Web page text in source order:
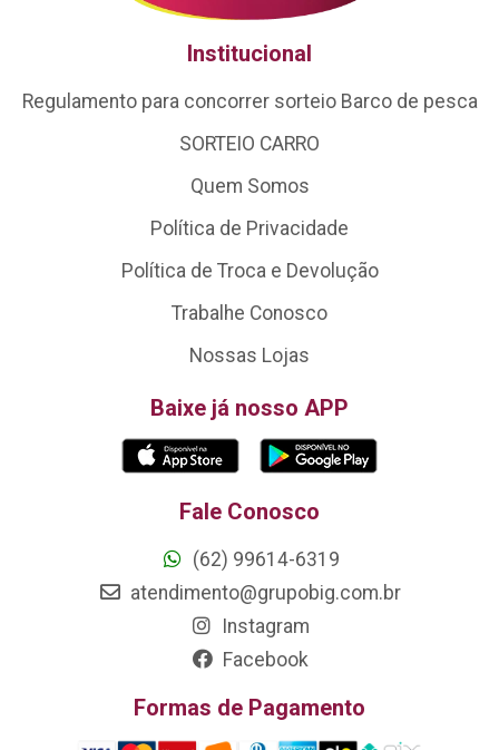
Institucional
Regulamento para concorrer sorteio Barco de pesca
SORTEIO CARRO
Quem Somos
Política de Privacidade
Política de Troca e Devolução
Trabalhe Conosco
Nossas Lojas
Baixe já nosso APP
Fale Conosco
(62) 99614-6319
atendimento@grupobig.com.br
Instagram
Facebook
Formas de Pagamento